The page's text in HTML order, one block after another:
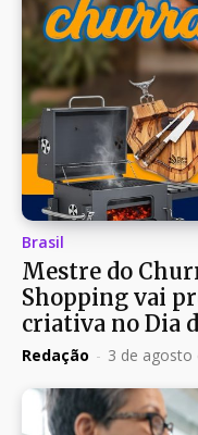
Brasil
Mestre do
Shopping vai
criativa no Dia
Redação - 3 de agosto